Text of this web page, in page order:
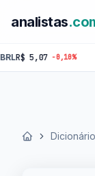
analistas
5,07 -0,10%
Início Dicionário